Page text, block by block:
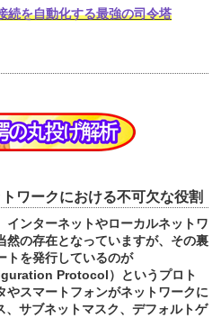
続を自動化する最強の司令塔
ワークにおける不可欠な役割
インターネットやローカルネットワ
然の存在となっていますが、その裏
トを発行しているのが
Protocol）というプロト
やスマートフォンがネットワークに
、サブネットマスク、デフォルトゲ